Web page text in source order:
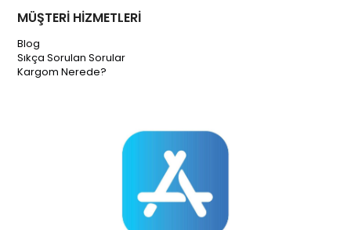
MÜŞTERİ HİZMETLERİ
Blog
Sıkça Sorulan Sorular
Kargom Nerede?